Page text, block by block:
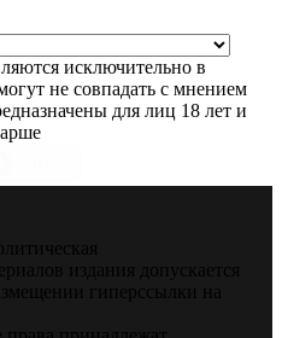
исключительно в
не совпадать с мнением
для лиц 18 лет и
издания допускается
гиперссылки на